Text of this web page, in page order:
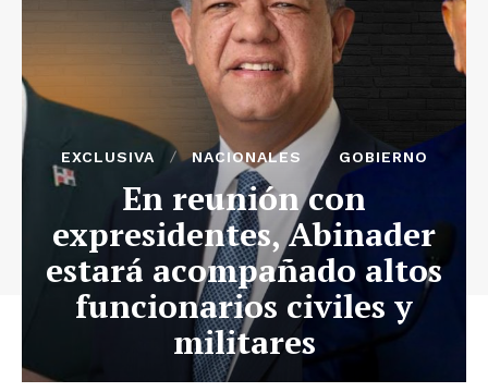
EXCLUSIVA NACIONALES GOBIERNO
En reunión con
expresidentes, Abinader
estará acompañado altos
funcionarios civiles y
militares